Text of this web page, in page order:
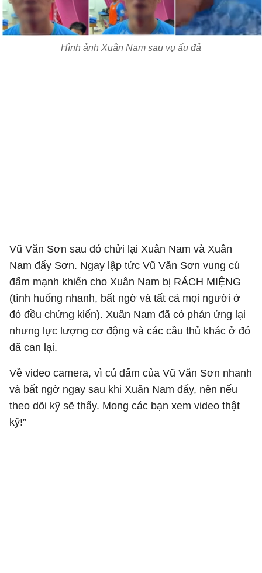
Hình ảnh Xuân Nam sau vụ ẩu đả
Vũ Văn Sơn sau đó chửi lại Xuân Nam và Xuân
Nam đẩy Sơn. Ngay lập tức Vũ Văn Sơn vung cú
đấm mạnh khiến cho Xuân Nam bị RÁCH MIỆNG
(tình huống nhanh, bất ngờ và tất cả mọi người ở
đó đều chứng kiến). Xuân Nam đã có phản ứng lại
nhưng lực lượng cơ động và các cầu thủ khác ở đó
đã can lại.
Về video camera, vì cú đấm của Vũ Văn Sơn nhanh
và bất ngờ ngay sau khi Xuân Nam đẩy, nên nếu
theo dõi kỹ sẽ thấy. Mong các bạn xem video thật
kỹ!”